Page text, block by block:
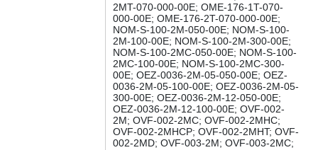
2MT-070-000-00E; OME-176-1T-070-
000-00E; OME-176-2T-070-000-00E;
NOM-S-100-2M-050-00E; NOM-S-100-
2M-100-00E; NOM-S-100-2M-300-00E;
NOM-S-100-2MC-050-00E; NOM-S-100-
2MC-100-00E; NOM-S-100-2MC-300-
00E; OEZ-0036-2M-05-050-00E; OEZ-
0036-2M-05-100-00E; OEZ-0036-2M-05-
300-00E; OEZ-0036-2M-12-050-00E;
OEZ-0036-2M-12-100-00E; OVF-002-
2M; OVF-002-2MC; OVF-002-2MHC;
OVF-002-2MHCP; OVF-002-2MHT; OVF-
002-2MD; OVF-003-2M; OVF-003-2MC;